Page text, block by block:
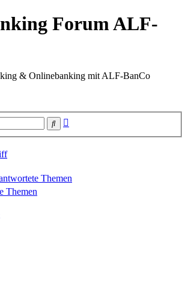
Forum ALF-
& Onlinebanking mit ALF-BanCo
Suche
Themen
Themen